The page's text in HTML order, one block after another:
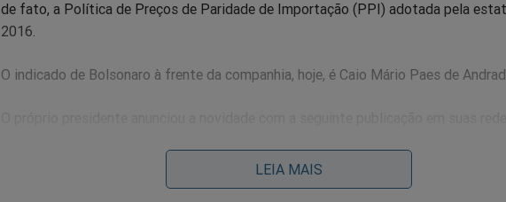
de fato, a Política de Preços de Paridade de Importação (PPI) adotada pela
2016.
O indicado de Bolsonaro à frente da companhia, hoje, é Caio Mário Paes de
- A partir de hoje, a Petrobras reduz o preço médio de venda
de cozinha (GLP) para distribuidoras, passando de R$ 4,23/kg
LEIA MAIS